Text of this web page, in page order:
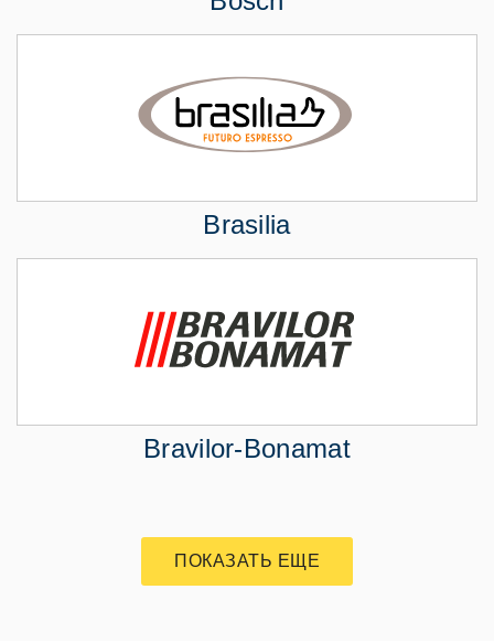
Brasilia
Bravilor-Bonamat
ПОКАЗАТЬ ЕЩЕ